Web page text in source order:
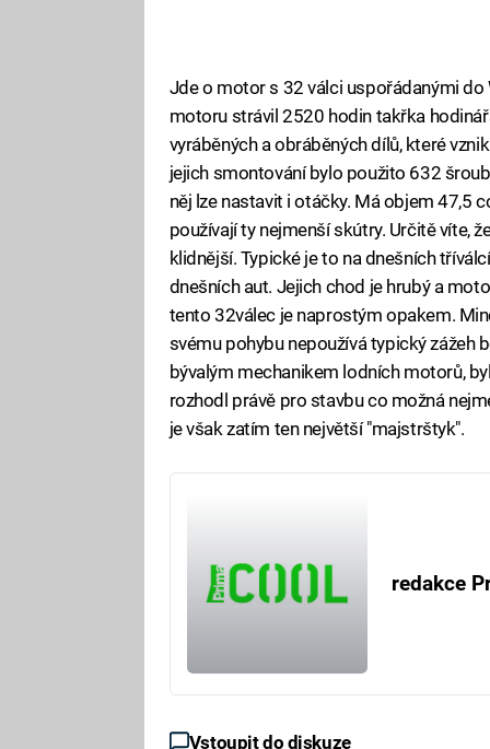
Jde o motor s 32 válci uspořádanými do
motoru strávil 2520 hodin takřka
vyráběných a obráběných dílů, které
jejich smontování bylo použito 632
něj lze nastavit i otáčky. Má objem 47,5
používají ty nejmenší skútry. Určitě víte,
klidnější. Typické je to na dnešních
dnešních aut. Jejich chod je hrubý a
tento 32válec je naprostým opakem.
svému pohybu nepoužívá typický zážeh
bývalým mechanikem lodních motorů,
rozhodl právě pro stavbu co možná
je však zatím ten největší "majstrštyk".
redakce
Vstoupit do diskuze